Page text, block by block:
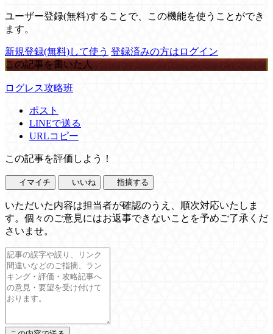
ユーザー登録(無料)することで、この機能を使うことができ
ます。
新規登録(無料)して使う 登録済みの方はログイン
この記事を書いた人
ログレス攻略班
ポスト
LINEで送る
URLコピー
この記事を評価しよう！
イマイチ いいね 指摘する
いただいた内容は担当者が確認のうえ、順次対応いたしま
す。個々のご意見にはお返事できないことを予めご了承くだ
さいませ。